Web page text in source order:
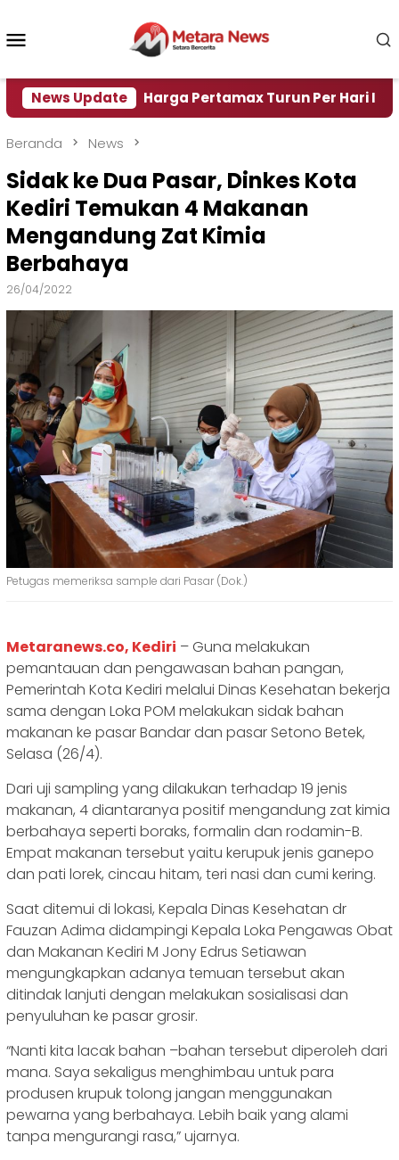
konten
News Update
Harga Pertamax Turun Per Hari Ini, Segini
Beranda News
Sidak ke Dua Pasar, Dinkes Kota
Kediri Temukan 4 Makanan
Mengandung Zat Kimia
Berbahaya
26/04/2022
Petugas memeriksa sample dari Pasar (Dok.)
Metaranews.co, Kediri – Guna melakukan
pemantauan dan pengawasan bahan pangan,
Pemerintah Kota Kediri melalui Dinas Kesehatan bekerja
sama dengan Loka POM melakukan sidak bahan
makanan ke pasar Bandar dan pasar Setono Betek,
Selasa (26/4).
Dari uji sampling yang dilakukan terhadap 19 jenis
makanan, 4 diantaranya positif mengandung zat kimia
berbahaya seperti boraks, formalin dan rodamin-B.
Empat makanan tersebut yaitu kerupuk jenis ganepo
dan pati lorek, cincau hitam, teri nasi dan cumi kering.
Saat ditemui di lokasi, Kepala Dinas Kesehatan dr
Fauzan Adima didampingi Kepala Loka Pengawas Obat
dan Makanan Kediri M Jony Edrus Setiawan
mengungkapkan adanya temuan tersebut akan
ditindak lanjuti dengan melakukan sosialisasi dan
penyuluhan ke pasar grosir.
“Nanti kita lacak bahan –bahan tersebut diperoleh dari
mana. Saya sekaligus menghimbau untuk para
produsen krupuk tolong jangan menggunakan
pewarna yang berbahaya. Lebih baik yang alami
tanpa mengurangi rasa,” ujarnya.